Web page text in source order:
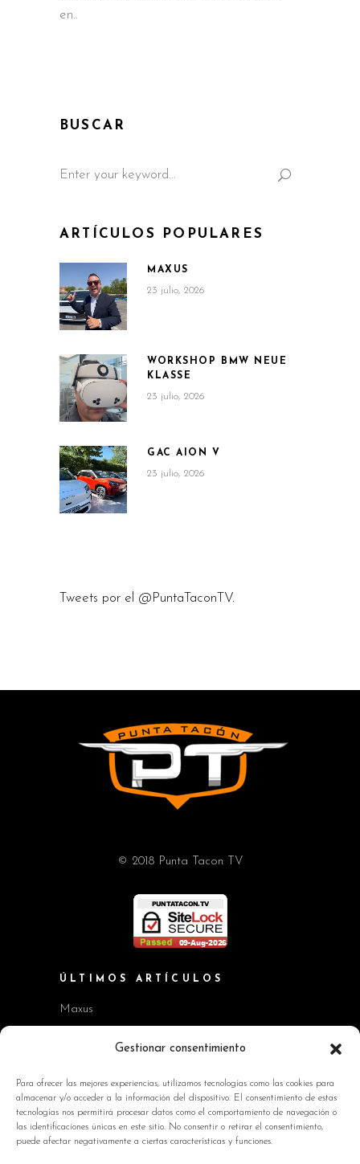
Gestionar consentimiento
Para ofrecer las mejores experiencias, utilizamos tecnologías como las cookies para
almacenar y/o acceder a la información del dispositivo. El consentimiento de estas
tecnologías nos permitirá procesar datos como el comportamiento de navegación o
las identificaciones únicas en este sitio. No consentir o retirar el consentimiento,
puede afectar negativamente a ciertas características y funciones.
en
BUSCAR
for:
ARTÍCULOS POPULARES
MAXUS
23 julio, 2026
WORKSHOP BMW NEUE
KLASSE
23 julio, 2026
GAC AION V
23 julio, 2026
Tweets por el @PuntaTaconTV.
© 2018 Punta Tacon TV
ÚLTIMOS ARTÍCULOS
Maxus
Workshop BMW Neue Klasse
Kia EV2 y Kia Seltos
Skoda Octavia RS